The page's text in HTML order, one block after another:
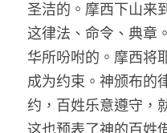
圣洁的。摩西下山来
这律法、命令、典章
华所吩咐的。摩西将
成为约束。神颁布的
约，百姓乐意遵守，